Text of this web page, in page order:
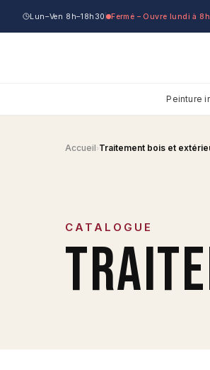
Lun–Ven 8h–18h30 Fermé – Ouvre lundi à
Peinture
Accueil›Traitement bois et
CATALOGUE